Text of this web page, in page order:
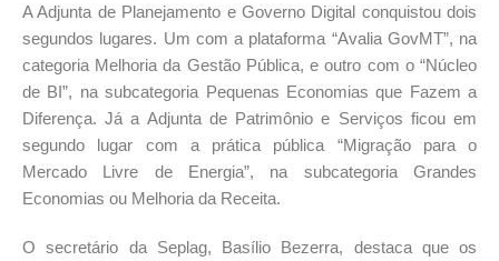
A Adjunta de Planejamento e Governo Digital conquistou dois
segundos lugares. Um com a plataforma “Avalia GovMT”, na
categoria Melhoria da Gestão Pública, e outro com o “Núcleo
de BI”, na subcategoria Pequenas Economias que Fazem a
Diferença. Já a Adjunta de Patrimônio e Serviços ficou em
segundo lugar com a prática pública “Migração para o
Mercado Livre de Energia”, na subcategoria Grandes
Economias ou Melhoria da Receita.
O secretário da Seplag, Basílio Bezerra, destaca que os